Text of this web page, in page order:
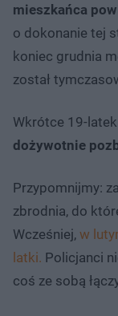
mieszkańca
o dokonanie tej
koniec grudnia
został
Wkrótce 19-
dożywotnie
Przypomnijmy:
zbrodnia, do
Wcześniej, w
latki. Policjanci
coś ze sobą